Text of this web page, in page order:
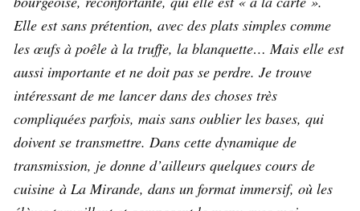
Elle est sans prétention, avec des plats simples comme
les œufs à poêle à la truffe, la blanquette… Mais elle est
aussi importante et ne doit pas se perdre. Je trouve
intéressant de me lancer dans des choses très
compliquées parfois, mais sans oublier les bases, qui
doivent se transmettre. Dans cette dynamique de
transmission, je donne d’ailleurs quelques cours de
cuisine à La Mirande, dans un format immersif, où les